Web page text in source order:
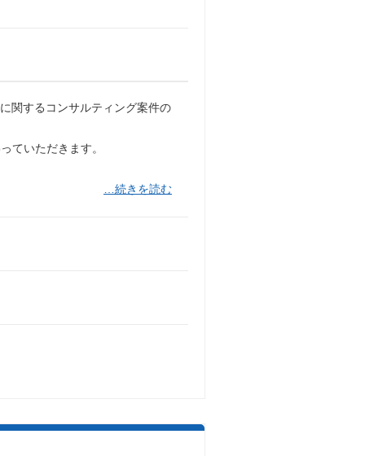
関するコンサルティング案件の
ていただきます。
…続きを読む